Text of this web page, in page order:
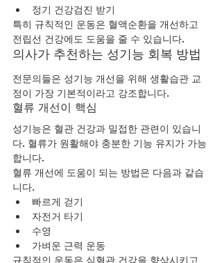
정기 건강검진 받기
특히 규칙적인 운동은 혈액순환을 개선하고
전립선 건강에도 도움을 줄 수 있습니다.
의사가 추천하는 성기능 회복 방법
전문의들은 성기능 개선을 위해 생활습관 교
정이 가장 기본적이라고 강조합니다.
혈류 개선이 핵심
성기능은 혈관 건강과 밀접한 관련이 있습니
다. 혈류가 원활해야 충분한 기능 유지가 가능
합니다.
혈류 개선에 도움이 되는 방법은 다음과 같습
니다.
빠르게 걷기
자전거 타기
수영
가벼운 근력 운동
규칙적인 운동은 심혈관 건강을 향상시키고